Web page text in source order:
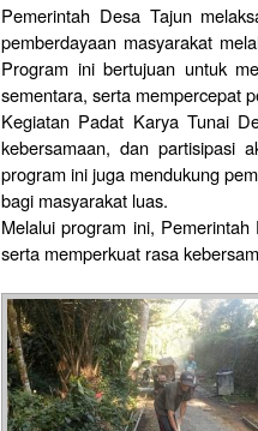
Pemerintah Desa Tajun
pemberdayaan masyarakat
Program ini bertujuan untuk
sementara, serta mempercepat
Kegiatan Padat Karya Tunai
kebersamaan, dan partisipasi
program ini juga mendukung
bagi masyarakat luas.
Melalui program ini,
serta memperkuat rasa